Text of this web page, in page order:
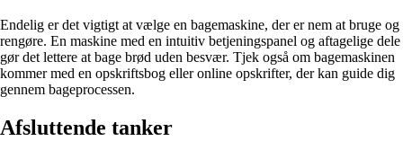
Endelig er det vigtigt at vælge en bagemaskine, der er nem at bruge og
rengøre. En maskine med en intuitiv betjeningspanel og aftagelige dele
gør det lettere at bage brød uden besvær. Tjek også om bagemaskinen
kommer med en opskriftsbog eller online opskrifter, der kan guide dig
gennem bageprocessen.
Afsluttende tanker